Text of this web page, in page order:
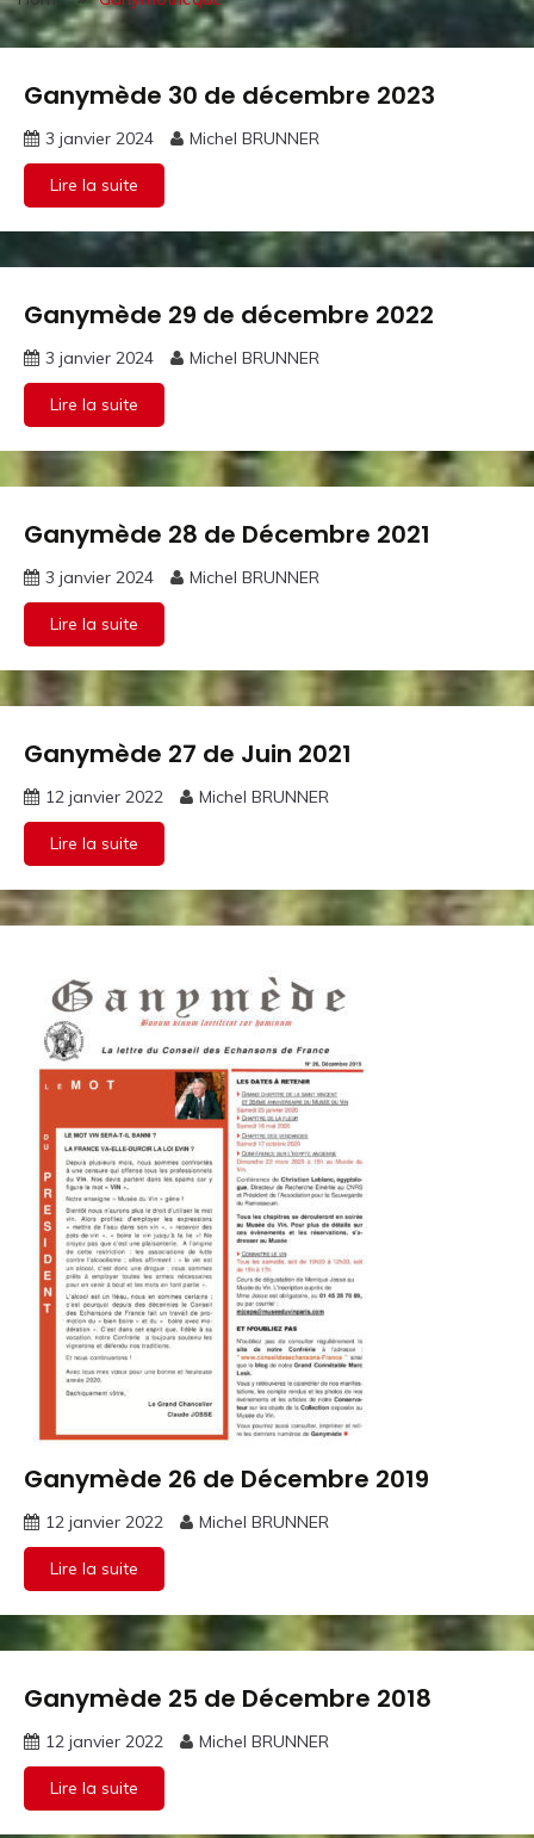
Ganymothèque
Ganymède 30 de décembre 2023
3 janvier 2024 Michel BRUNNER
Lire la suite
Ganymothèque
Ganymède 29 de décembre 2022
3 janvier 2024 Michel BRUNNER
Lire la suite
Ganymothèque
Ganymède 28 de Décembre 2021
3 janvier 2024 Michel BRUNNER
Lire la suite
Ganymothèque
Ganymède 27 de Juin 2021
12 janvier 2022 Michel BRUNNER
Lire la suite
Ganymothèque
Ganymède 26 de Décembre 2019
12 janvier 2022 Michel BRUNNER
Lire la suite
Ganymothèque
Ganymède 25 de Décembre 2018
12 janvier 2022 Michel BRUNNER
Lire la suite